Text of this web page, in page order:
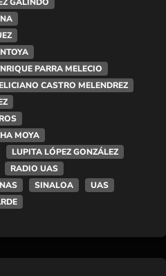
PARRA MELECIO
CASTRO MELENDREZ
MOYA
LUPITA LÓPEZ GONZÁLEZ
RADIO UAS
SINALOA
UAS